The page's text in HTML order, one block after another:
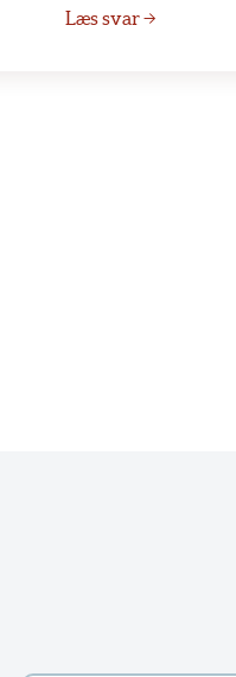
Læs svar →